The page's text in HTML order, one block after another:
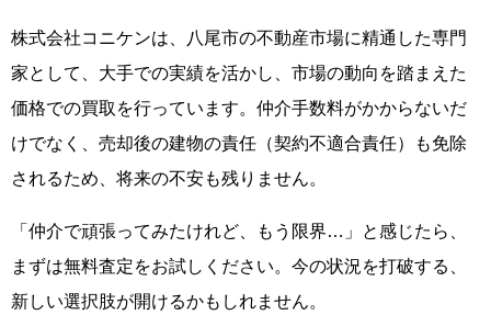
株式会社コニケンは、八尾市の不動産市場に精通した専門
家として、大手での実績を活かし、市場の動向を踏まえた
価格での買取を行っています。仲介手数料がかからないだ
けでなく、売却後の建物の責任（契約不適合責任）も免除
されるため、将来の不安も残りません。
「仲介で頑張ってみたけれど、もう限界…」と感じたら、
まずは無料査定をお試しください。今の状況を打破する、
新しい選択肢が開けるかもしれません。